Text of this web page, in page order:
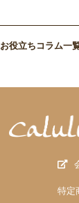
お役立ちコラム一
特定